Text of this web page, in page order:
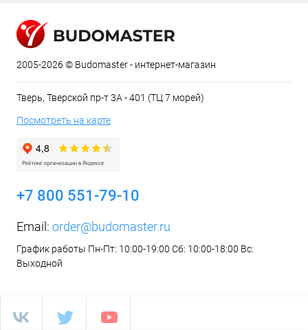
2005-2026 © Budomaster - интернет-магазин
Тверь, Тверской пр-т 3А - 401 (ТЦ 7 морей)
Посмотреть на карте
+7 800 551-79-10
Email: order@budomaster.ru
График работы Пн-Пт: 10:00-19:00 Сб: 10:00-18:00 Вс:
Выходной